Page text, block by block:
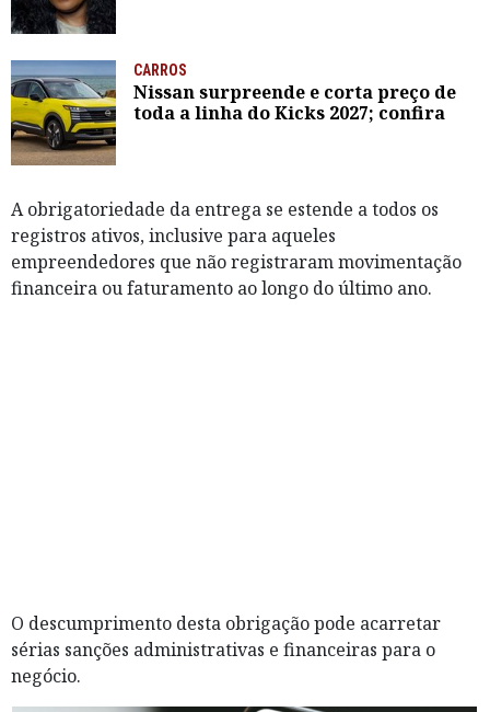
CARROS
Nissan surpreende e corta preço de
toda a linha do Kicks 2027; confira
A obrigatoriedade da entrega se estende a todos os
registros ativos, inclusive para aqueles
empreendedores que não registraram movimentação
financeira ou faturamento ao longo do último ano.
O descumprimento desta obrigação pode acarretar
sérias sanções administrativas e financeiras para o
negócio.